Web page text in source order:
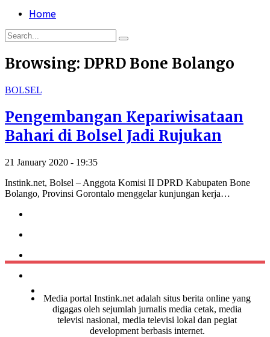
Home
Browsing: DPRD Bone Bolango
BOLSEL
Pengembangan Kepariwisataan
Bahari di Bolsel Jadi Rujukan
21 January 2020 - 19:35
Instink.net, Bolsel – Anggota Komisi II DPRD Kabupaten Bone
Bolango, Provinsi Gorontalo menggelar kunjungan kerja…
Media portal Instink.net adalah situs berita online yang
digagas oleh sejumlah jurnalis media cetak, media
televisi nasional, media televisi lokal dan pegiat
development berbasis internet.